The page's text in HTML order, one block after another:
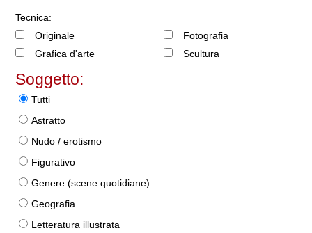
Tecnica:
Originale
Grafica d'arte
Fotografia
Scultura
Soggetto:
Tutti
Astratto
Nudo / erotismo
Figurativo
Genere (scene quotidiane)
Geografia
Letteratura illustrata